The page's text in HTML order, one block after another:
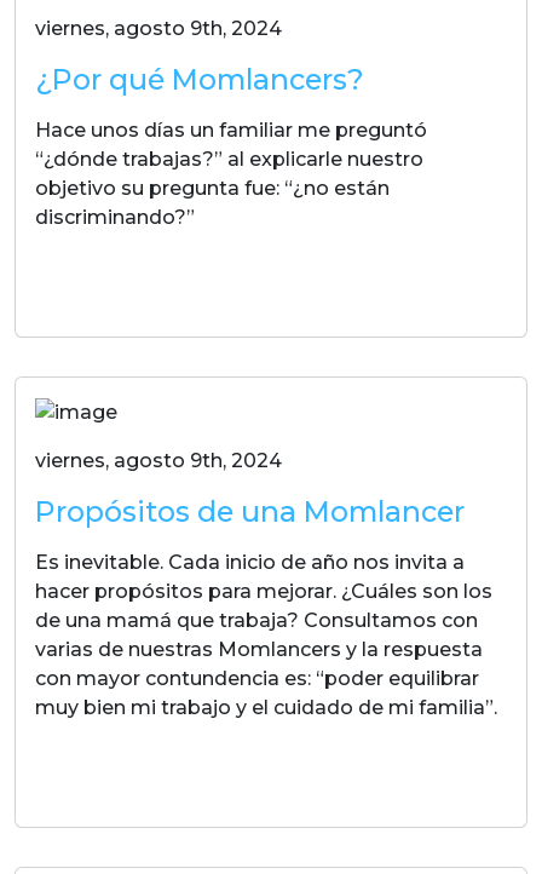
viernes, agosto 9th, 2024
¿Por qué Momlancers?
Hace unos días un familiar me preguntó
“¿dónde trabajas?” al explicarle nuestro
objetivo su pregunta fue: “¿no están
discriminando?”
viernes, agosto 9th, 2024
Propósitos de una Momlancer
Es inevitable. Cada inicio de año nos invita a
hacer propósitos para mejorar. ¿Cuáles son los
de una mamá que trabaja? Consultamos con
varias de nuestras Momlancers y la respuesta
con mayor contundencia es: “poder equilibrar
muy bien mi trabajo y el cuidado de mi familia”.